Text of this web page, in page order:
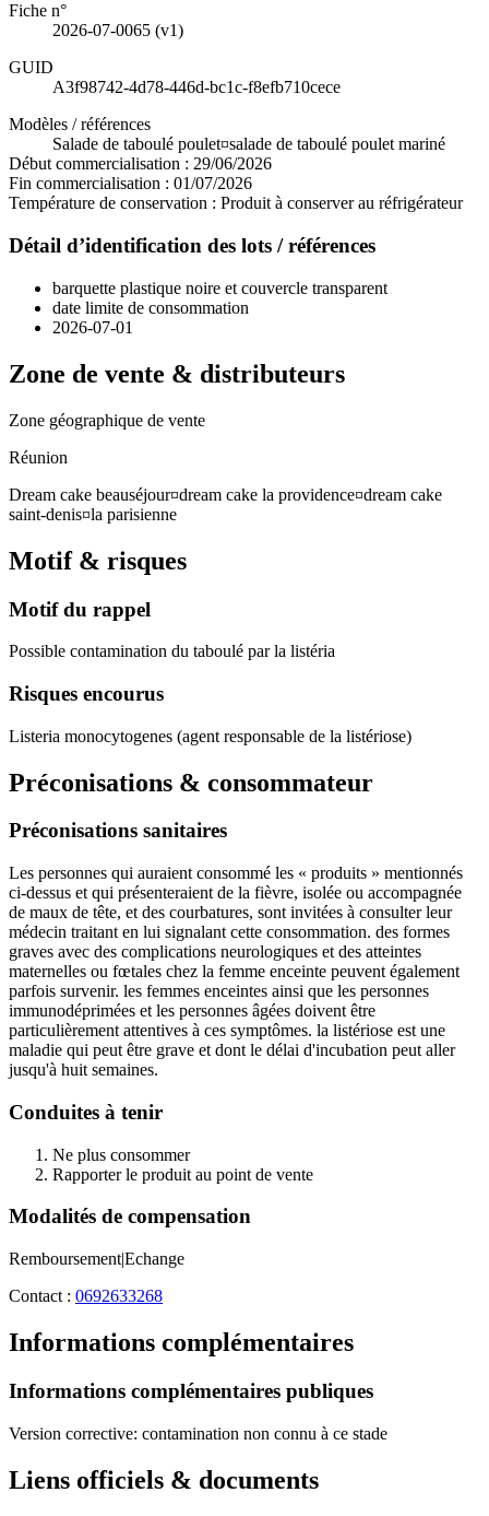
Fiche n°
2026-07-0065 (v1)
GUID
A3f98742-4d78-446d-bc1c-f8efb710cece
Modèles / références
Salade de taboulé poulet¤salade de taboulé poulet mariné
Début commercialisation : 29/06/2026
Fin commercialisation : 01/07/2026
Température de conservation : Produit à conserver au réfrigérateur
Détail d’identification des lots / références
barquette plastique noire et couvercle transparent
date limite de consommation
2026-07-01
Zone de vente & distributeurs
Zone géographique de vente
Réunion
Dream cake beauséjour¤dream cake la providence¤dream cake
saint-denis¤la parisienne
Motif & risques
Motif du rappel
Possible contamination du taboulé par la listéria
Risques encourus
Listeria monocytogenes (agent responsable de la listériose)
Préconisations & consommateur
Préconisations sanitaires
Les personnes qui auraient consommé les « produits » mentionnés
ci-dessus et qui présenteraient de la fièvre, isolée ou accompagnée
de maux de tête, et des courbatures, sont invitées à consulter leur
médecin traitant en lui signalant cette consommation. des formes
graves avec des complications neurologiques et des atteintes
maternelles ou fœtales chez la femme enceinte peuvent également
parfois survenir. les femmes enceintes ainsi que les personnes
immunodéprimées et les personnes âgées doivent être
particulièrement attentives à ces symptômes. la listériose est une
maladie qui peut être grave et dont le délai d'incubation peut aller
jusqu'à huit semaines.
Conduites à tenir
Ne plus consommer
Rapporter le produit au point de vente
Modalités de compensation
Remboursement|Echange
Contact : 0692633268
Informations complémentaires
Informations complémentaires publiques
Version corrective: contamination non connu à ce stade
Liens officiels & documents